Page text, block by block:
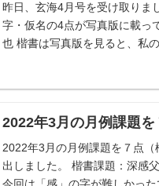
昨日、玄海4月号を受け取りま
字・仮名の4点が写真版に載っ
也 楷書は写真版を見ると、私
2022年3月の月例課題を
2022年3月の月例課題を７点
出しました。 楷書課題：深